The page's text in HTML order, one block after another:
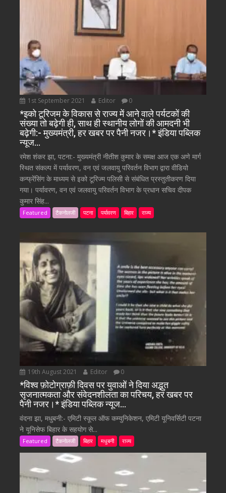
1st September 2021 Editor 0
*इको टूरिजम के विकास से राज्य में आने वाले पर्यटकों की
संख्या तो बढ़ेगी ही, साथ ही स्थानीय लोगों की आमदनी भी
बढ़ेगी:- मुख्यमंत्री, हर खबर पर पैनी नजर।* इंडिया पब्लिक
न्यूज…
रमेश शंकर झा, पटना:- मुख्यमंत्री नीतीश कुमार के समक्ष आज एक अणे मार्ग
स्थित संकल्प में पर्यावरण, वन एवं जलवायु परिवर्तन विभाग द्वारा वीडियो
कन्फ्रेंसिंग के माध्यम से इको टूरिज्म पलिसी से संबंधित प्रस्तुतीकरण दिया
गया। पर्यावरण, वन एवं जलवायु परिवर्तन विभाग के प्रधान सचिव दीपक
कुमार सिंह...
Featured टैकनोलजी पटना पर्यावरण बिहार राज्य
19th August 2021 Editor 0
*विश्व फ़ोटोग्राफ़ी दिवस पर युवाओं ने दिया अद्भुत
सृजनात्मकता और संवेदनशीलता का परिचय, हर खबर पर
पैनी नजर।* इंडिया पब्लिक न्यूज…
वंदना झा, मधुबनी:- एमिटी स्कूल ऑफ कम्युनिकेशन, एमिटी यूनिवर्सिटी पटना
ने यूनिसेफ बिहार के सहयोग से...
Featured टैकनोलजी बिहार मधुबनी राज्य